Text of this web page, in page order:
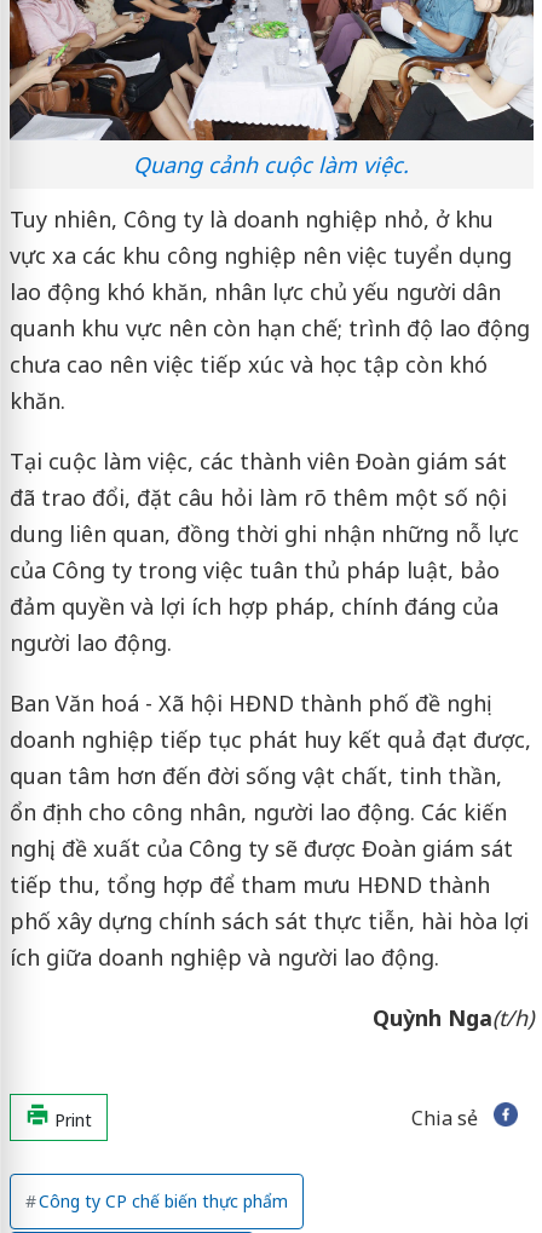
Quang cảnh cuộc làm việc.
Tuy nhiên, Công ty là doanh nghiệp nhỏ, ở khu
vực xa các khu công nghiệp nên việc tuyển dụng
lao động khó khăn, nhân lực chủ yếu người dân
quanh khu vực nên còn hạn chế; trình độ lao động
chưa cao nên việc tiếp xúc và học tập còn khó
khăn.
Tại cuộc làm việc, các thành viên Đoàn giám sát
đã trao đổi, đặt câu hỏi làm rõ thêm một số nội
dung liên quan, đồng thời ghi nhận những nỗ lực
của Công ty trong việc tuân thủ pháp luật, bảo
đảm quyền và lợi ích hợp pháp, chính đáng của
người lao động.
Ban Văn hoá - Xã hội HĐND thành phố đề nghị
doanh nghiệp tiếp tục phát huy kết quả đạt được,
quan tâm hơn đến đời sống vật chất, tinh thần,
ổn định cho công nhân, người lao động. Các kiến
nghị, đề xuất của Công ty sẽ được Đoàn giám sát
tiếp thu, tổng hợp để tham mưu HĐND thành
phố xây dựng chính sách sát thực tiễn, hài hòa lợi
ích giữa doanh nghiệp và người lao động.
Quỳnh Nga(t/h)
Print Chia sẻ
Công ty CP chế biến thực phẩm